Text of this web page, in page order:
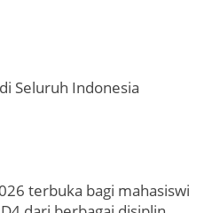
Seluruh Indonesia
terbuka bagi mahasiswi